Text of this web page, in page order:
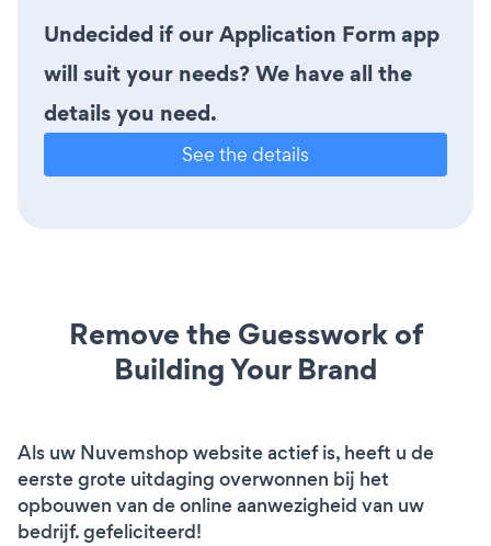
Undecided if our Application Form app
will suit your needs? We have all the
details you need.
See the details
Remove the Guesswork of
Building Your Brand
Als uw Nuvemshop website actief is, heeft u de
eerste grote uitdaging overwonnen bij het
opbouwen van de online aanwezigheid van uw
bedrijf. gefeliciteerd!